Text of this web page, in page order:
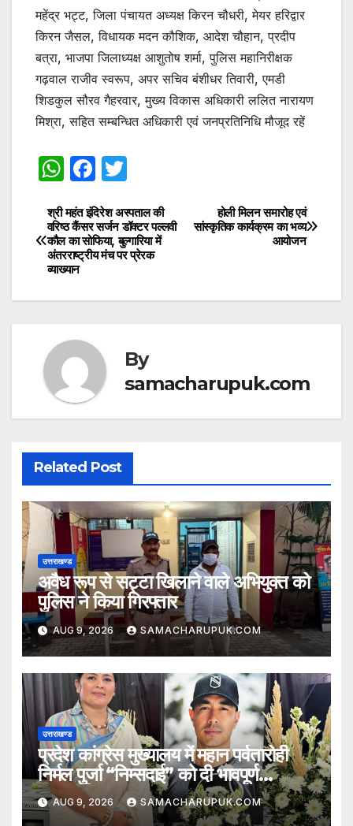
महेंद्र भट्ट, जिला पंचायत अध्यक्ष किरन चौधरी, मेयर हरिद्वार
किरन जैसल, विधायक मदन कौशिक, आदेश चौहान, प्रदीप
बत्रा, भाजपा जिलाध्यक्ष आशुतोष शर्मा, पुलिस महानिरीक्षक
गढ़वाल राजीव स्वरूप, अपर सचिव बंशीधर तिवारी, एमडी
शिडकुल सौरव गैहरवार, मुख्य विकास अधिकारी ललित नारायण
मिश्रा, सहित सम्बन्धित अधिकारी एवं जनप्रतिनिधि मौजूद रहें
W
at
s
A
p
F
c
e
b
o
k
itt
er
Post
navigation
होली मिलन समारोह एवं
सांस्कृतिक कार्यक्रम का भव्य
आयोजन
श्री महंत इंदिरेश अस्पताल की
वरिष्ठ कैंसर सर्जन डॉक्टर पल्लवी
कौल का सोफिया, बुल्गारिया में
अंतरराष्ट्रीय मंच पर प्रेरक
व्याख्यान
By
samacharupuk.com
Related Post
उत्तराखण्ड
अवैध रूप से सट्टा खिलाने वाले अभियुक्त को
पुलिस ने किया गिरफ्तार
AUG 9, 2026 SAMACHARUPUK.COM
उत्तराखण्ड
प्रदेश कांग्रेस मुख्यालय में महान पर्वतारोही
निर्मल पुर्जा “निम्सदाई” को दी भावपूर्ण
श्रद्धांजलि
AUG 9, 2026 SAMACHARUPUK.COM